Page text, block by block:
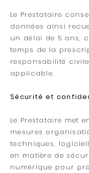
Le Prestataire
données ainsi
un délai de 5 ans,
temps de la
responsabilité
applicable.
Sécurité et
Le Prestataire met
mesures
techniques,
en matière de
numérique pour